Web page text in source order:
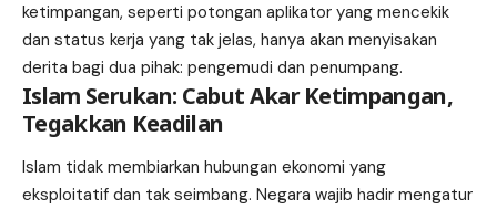
ketimpangan, seperti potongan aplikator yang mencekik
dan status kerja yang tak jelas, hanya akan menyisakan
derita bagi dua pihak: pengemudi dan penumpang.
Islam Serukan: Cabut Akar Ketimpangan,
Tegakkan Keadilan
Islam tidak membiarkan hubungan ekonomi yang
eksploitatif dan tak seimbang. Negara wajib hadir mengatur